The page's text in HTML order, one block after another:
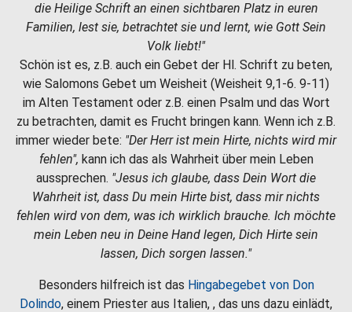
die Heilige Schrift an einen sichtbaren Platz in euren
Familien, lest sie, betrachtet sie und lernt, wie Gott Sein
Volk liebt!"
Schön ist es, z.B. auch ein Gebet der Hl. Schrift zu beten,
wie Salomons Gebet um Weisheit (Weisheit 9,1-6. 9-11)
im Alten Testament oder z.B. einen Psalm und das Wort
zu betrachten, damit es Frucht bringen kann. Wenn ich z.B.
immer wieder bete: "Der Herr ist mein Hirte, nichts wird mir
fehlen", kann ich das als Wahrheit über mein Leben
aussprechen. "Jesus ich glaube, dass Dein Wort die
Wahrheit ist, dass Du mein Hirte bist, dass mir nichts
fehlen wird von dem, was ich wirklich brauche. Ich möchte
mein Leben neu in Deine Hand legen, Dich Hirte sein
lassen, Dich sorgen lassen."
Besonders hilfreich ist das Hingabegebet von Don
Dolindo, einem Priester aus Italien, , das uns dazu einlädt,